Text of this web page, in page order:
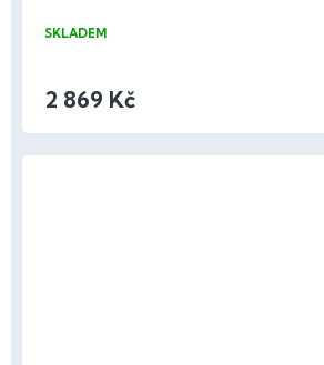
SKLADEM
2 869 Kč